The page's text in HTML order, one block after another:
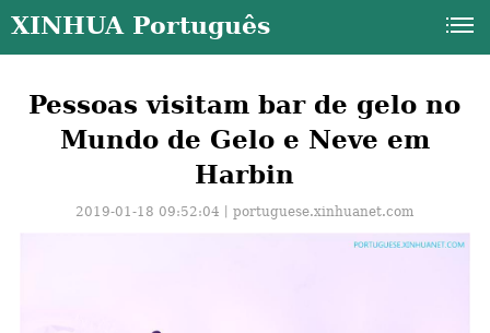
XINHUA Português
Pessoas visitam bar de gelo no
Mundo de Gelo e Neve em
Harbin
2019-01-18 09:52:04丨portuguese.xinhuanet.com